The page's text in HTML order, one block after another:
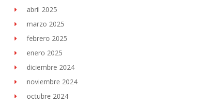
abril 2025
marzo 2025
febrero 2025
enero 2025
diciembre 2024
noviembre 2024
octubre 2024